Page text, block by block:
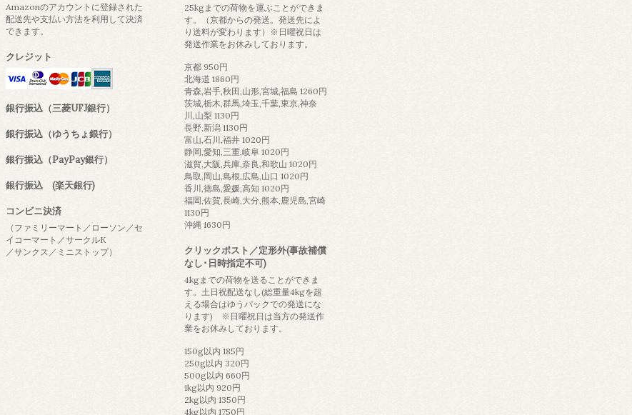
Amazonのアカウントに登録された
配送先や支払い方法を利用して決済
できます。
クレジット
銀行振込（三菱UFJ銀行）
銀行振込（ゆうちょ銀行）
銀行振込（PayPay銀行）
銀行振込 (楽天銀行)
コンビニ決済
（ファミリーマート／ローソン／セ
イコーマート／サークルK
／サンクス／ミニストップ）
25kgまでの荷物を運ぶことができま
す。（京都からの発送。発送先によ
り送料が変わります）※日曜祝日は
発送作業をお休みしております。
京都 950円
北海道 1860円
青森,岩手,秋田,山形,宮城,福島 1260円
茨城,栃木,群馬,埼玉,千葉,東京,神奈
川,山梨 1130円
長野,新潟 1130円
富山,石川,福井 1020円
静岡,愛知,三重,岐阜 1020円
滋賀,大阪,兵庫,奈良,和歌山 1020円
鳥取,岡山,島根,広島,山口 1020円
香川,徳島,愛媛,高知 1020円
福岡,佐賀,長崎,大分,熊本,鹿児島,宮崎
1130円
沖縄 1630円
クリックポスト／定形外(事故補償
なし･日時指定不可)
4kgまでの荷物を送ることができま
す。土日祝配送なし(総重量4kgを超
える場合はゆうパックでの発送にな
ります) ※日曜祝日は当方の発送作
業をお休みしております。
150g以内 185円
250g以内 320円
500g以内 660円
1kg以内 920円
2kg以内 1350円
4kg以内 1750円